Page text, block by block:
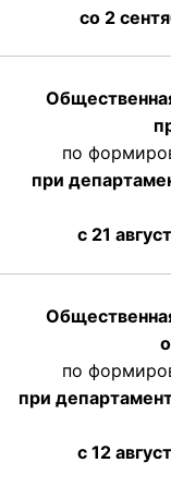
со 2
по
при
с 21
по
при
с 12